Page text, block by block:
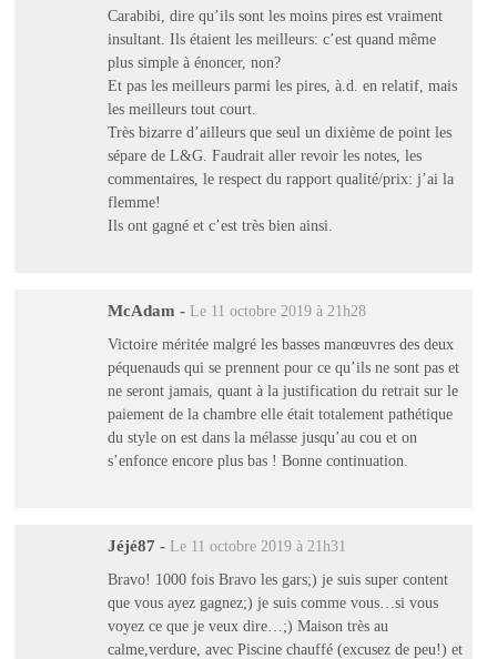
Carabibi, dire qu’ils sont les moins pires est vraiment
insultant. Ils étaient les meilleurs: c’est quand même
plus simple à énoncer, non?
Et pas les meilleurs parmi les pires, à.d. en relatif, mais
les meilleurs tout court.
Très bizarre d’ailleurs que seul un dixième de point les
sépare de L&G. Faudrait aller revoir les notes, les
commentaires, le respect du rapport qualité/prix: j’ai la
flemme!
Ils ont gagné et c’est très bien ainsi.
McAdam - Le 11 octobre 2019 à 21h28
Victoire méritée malgré les basses manœuvres des deux
péquenauds qui se prennent pour ce qu’ils ne sont pas et
ne seront jamais, quant à la justification du retrait sur le
paiement de la chambre elle était totalement pathétique
du style on est dans la mélasse jusqu’au cou et on
s’enfonce encore plus bas ! Bonne continuation.
Jéjé87 - Le 11 octobre 2019 à 21h31
Bravo! 1000 fois Bravo les gars;) je suis super content
que vous ayez gagnez;) je suis comme vous…si vous
voyez ce que je veux dire…;) Maison très au
calme,verdure, avec Piscine chauffé (excusez de peu!) et